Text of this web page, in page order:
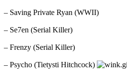
– Saving Private Ryan (WWII)
– Se7en (Serial Killer)
– Frenzy (Serial Killer)
– Psycho (Tietysti Hitchcock)